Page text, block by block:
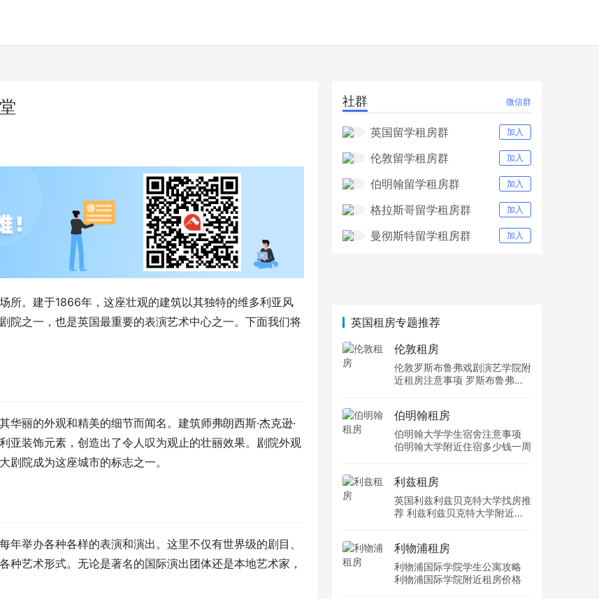
所。建于1866年，这座壮观的建筑以其独特的维多利亚风
院之一，也是英国最重要的表演艺术中心之一。下面我们将
丽的外观和精美的细节而闻名。建筑师弗朗西斯·杰克逊·
亚装饰元素，创造出了令人叹为观止的壮丽效果。剧院外观
剧院成为这座城市的标志之一。
举办各种各样的表演和演出。这里不仅有世界级的剧目、
艺术形式。无论是著名的国际演出团体还是本地艺术家，
社群 微信群
英国留学租房群 加入
伦敦留学租房群 加入
伯明翰留学租房群 加入
格拉斯哥留学租房群 加入
曼彻斯特留学租房群 加入
英国租房专题推荐
伦敦租房
伦敦罗斯布鲁弗戏剧演艺学院附
近租房注意事项 罗斯布鲁弗戏
伯明翰租房
伯明翰大学学生宿舍注意事项
伯明翰大学附近住宿多少钱一周
利兹租房
英国利兹利兹贝克特大学找房推
荐 利兹利兹贝克特大学附近住
利物浦租房
利物浦国际学院学生公寓攻略
利物浦国际学院附近租房价格